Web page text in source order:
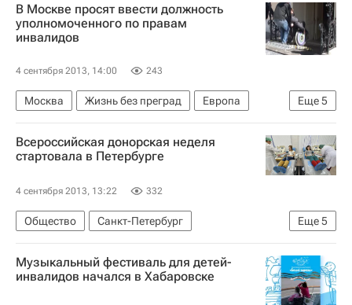
В Москве просят ввести должность
уполномоченного по правам
инвалидов
4 сентября 2013, 14:00 243
Еще5
Москва Жизнь без преград
Европа
Центральный ФО
Весь мир
Правительство РФ
Правительство г. Москвы
Всероссийская донорская неделя
стартовала в Петербурге
4 сентября 2013, 13:22 332
Еще5
Общество
Санкт-Петербург
Жизнь без преград
Европа
Северо-Западный ФО
Весь мир
Музыкальный фестиваль для детей-
инвалидов начался в Хабаровске